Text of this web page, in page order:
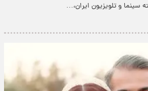
و تلویزیون ایران،…